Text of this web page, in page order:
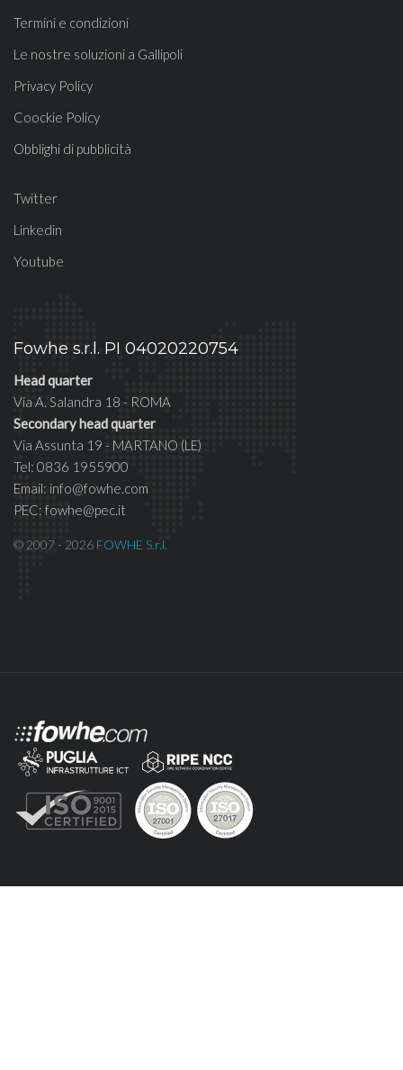
Termini e condizioni
Le nostre soluzioni a Gallipoli
Privacy Policy
Coockie Policy
Obblighi di pubblicità
Twitter
Linkedin
Youtube
Fowhe s.r.l. PI 04020220754
Head quarter
Via A. Salandra 18 - ROMA
Secondary head quarter
Via Assunta 19 - MARTANO (LE)
Tel: 0836 1955900
Email: info@fowhe.com
PEC: fowhe@pec.it
© 2007 - 2026 FOWHE S.r.l.